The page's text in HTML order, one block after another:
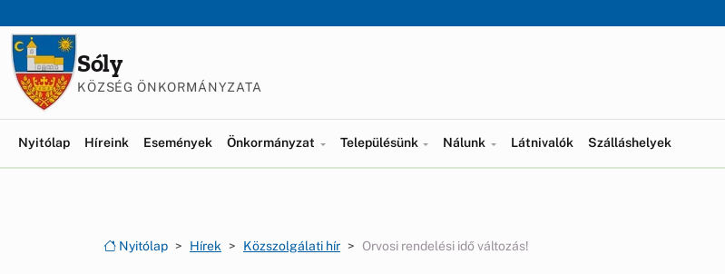
Sóly
KÖZSÉG ÖNKORMÁNYZATA
Nyitólap Híreink Események Önkormányzat Településünk Nálunk Látnivalók Szálláshelyek
Nyitólap Hírek Közszolgálati hír Orvosi rendelési idő változás!